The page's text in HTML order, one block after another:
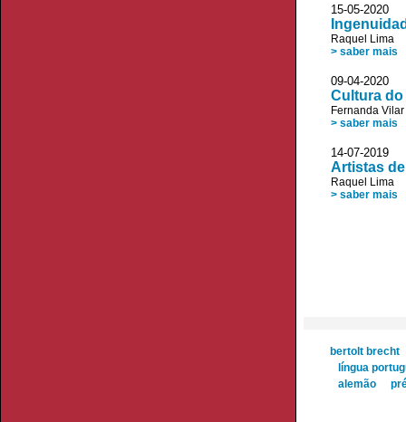
15-05-2020
Raquel Lima
> saber mais
09-04-2020
Cultura do
Fernanda Vilar
> saber mais
14-07-2019
Artistas
Raquel Lima
> saber mais
bertolt brecht
língua
alemão